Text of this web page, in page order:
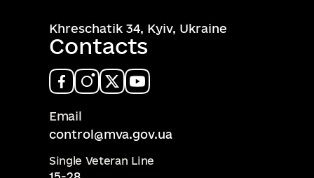
Khreschatik 34, Kyiv, Ukraine
Contacts
Email
control@mva.gov.ua
Single Veteran Line